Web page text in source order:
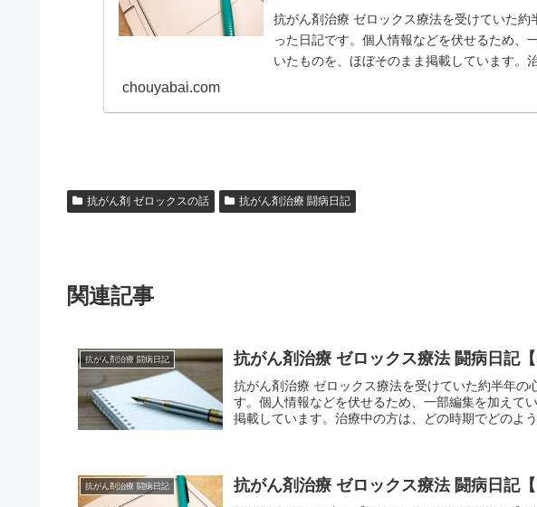
抗がん剤治療 ゼロックス療法を受けていた
った日記です。個人情報などを伏せるため、
いたものを、ほぼそのまま掲載しています。
chouyabai.com
抗がん剤 ゼロックスの話 抗がん剤治療 闘病日記
関連記事
抗がん剤治療 闘病日記 抗がん剤治療 ゼロックス療法 闘病日記
抗がん剤治療 ゼロックス療法を受けていた約半年の
す。個人情報などを伏せるため、一部編集を加えて
掲載しています。治療中の方は、どの時期でどのよ
抗がん剤治療 闘病日記 抗がん剤治療 ゼロックス療法 闘病日記